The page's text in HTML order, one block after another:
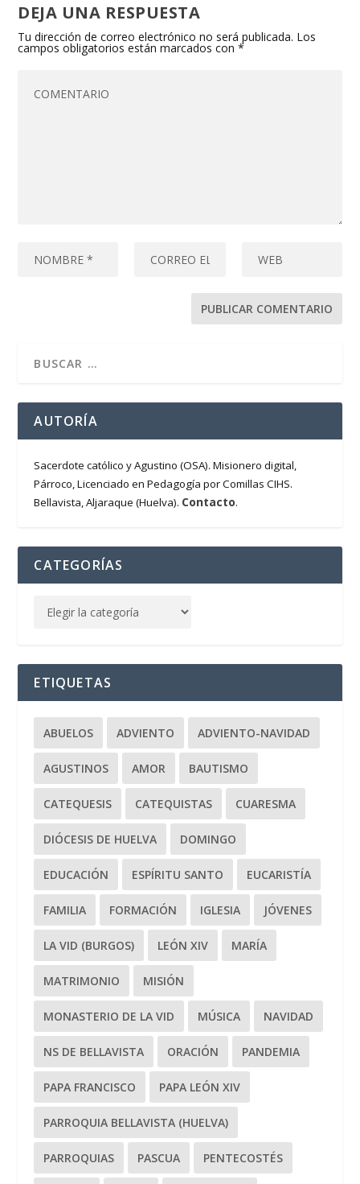
DEJA UNA RESPUESTA
Tu dirección de correo electrónico no será publicada. Los
campos obligatorios están marcados con*
AUTORÍA
Sacerdote católico y Agustino (OSA). Misionero digital,
Párroco, Licenciado en Pedagogía por Comillas CIHS.
Bellavista, Aljaraque (Huelva). Contacto.
CATEGORÍAS
ETIQUETAS
ABUELOS ADVIENTO ADVIENTO-NAVIDAD
AGUSTINOS AMOR BAUTISMO
CATEQUESIS CATEQUISTAS CUARESMA
DIÓCESIS DE HUELVA DOMINGO
EDUCACIÓN ESPÍRITU SANTO EUCARISTÍA
FAMILIA FORMACIÓN IGLESIA JÓVENES
LA VID (BURGOS) LEÓN XIV MARÍA
MATRIMONIO MISIÓN
MONASTERIO DE LA VID MÚSICA NAVIDAD
NS DE BELLAVISTA ORACIÓN PANDEMIA
PAPA FRANCISCO PAPA LEÓN XIV
PARROQUIA BELLAVISTA (HUELVA)
PARROQUIAS PASCUA PENTECOSTÉS